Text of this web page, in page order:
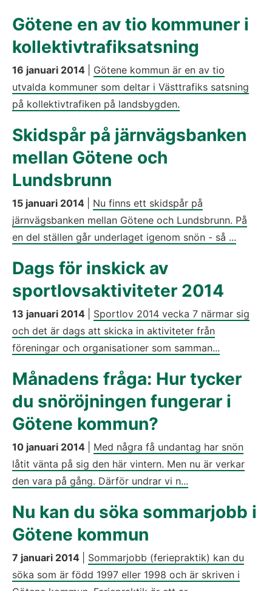
Götene en av tio kommuner i
kollektivtrafiksatsning
16 januari 2014
Götene kommun är en av tio
utvalda kommuner som deltar i Västtrafiks satsning
på kollektivtrafiken på landsbygden.
Skidspår på järnvägsbanken
mellan Götene och
Lundsbrunn
15 januari 2014
Nu finns ett skidspår på
järnvägsbanken mellan Götene och Lundsbrunn. På
en del ställen går underlaget igenom snön - så ...
Dags för inskick av
sportlovsaktiviteter 2014
13 januari 2014
Sportlov 2014 vecka 7 närmar sig
och det är dags att skicka in aktiviteter från
föreningar och organisationer som samman...
Månadens fråga: Hur tycker
du snöröjningen fungerar i
Götene kommun?
10 januari 2014
Med några få undantag har snön
låtit vänta på sig den här vintern. Men nu är verkar
den vara på gång. Därför undrar vi n...
Nu kan du söka sommarjobb i
Götene kommun
7 januari 2014
Sommarjobb (feriepraktik) kan du
söka som är född 1997 eller 1998 och är skriven i